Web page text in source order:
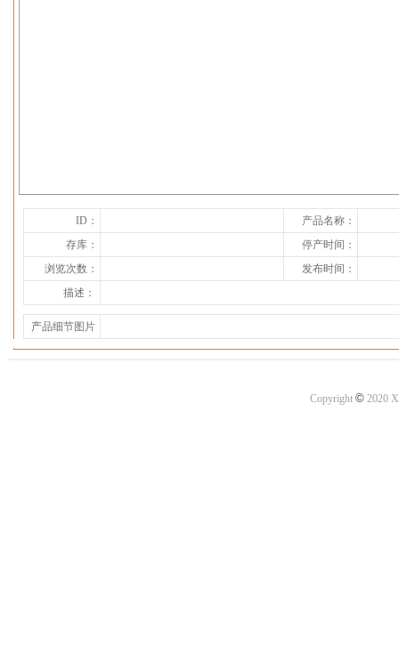
ID：
产品名称：
存库：
停产时间：
浏览次数：
发布时间：
描述：
产品细节图片
Copyright ©2020